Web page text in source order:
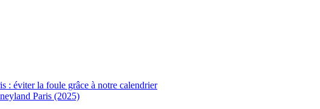
: éviter la foule grâce à notre calendrier
Paris (2025)